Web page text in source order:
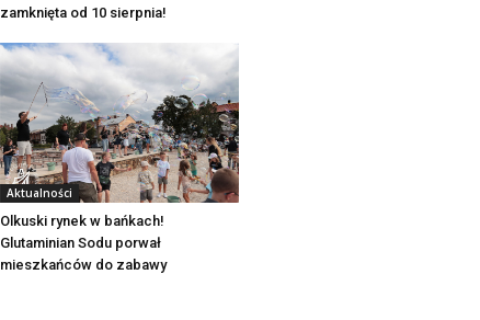
zamknięta od 10 sierpnia!
Aktualności
Olkuski rynek w bańkach!
Glutaminian Sodu porwał
mieszkańców do zabawy